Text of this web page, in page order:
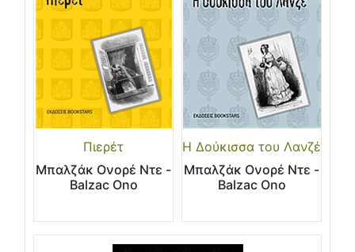
Πιερέτ
Μπαλζάκ Ονορέ Ντε -
Balzac Ono
Η Δούκισσα του Λανζέ
Μπαλζάκ Ονορέ Ντε -
Balzac Ono